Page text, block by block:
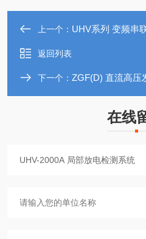
上一个： UHV系列 变频串
返回列表
下一个： ZGF(D) 直流高压
在线